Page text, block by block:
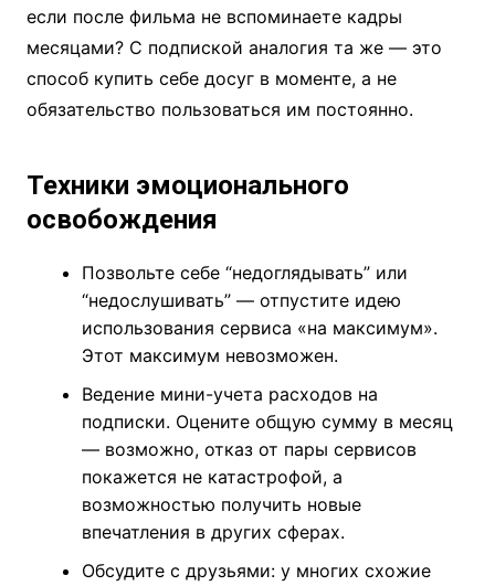
если после фильма не вспоминаете кадры
месяцами? С подпиской аналогия та же — это
способ купить себе досуг в моменте, а не
обязательство пользоваться им постоянно.
Техники эмоционального
освобождения
Позвольте себе “недоглядывать” или
“недослушивать” — отпустите идею
использования сервиса «на максимум».
Этот максимум невозможен.
Ведение мини-учета расходов на
подписки. Оцените общую сумму в месяц
— возможно, отказ от пары сервисов
покажется не катастрофой, а
возможностью получить новые
впечатления в других сферах.
Обсудите с друзьями: у многих схожие